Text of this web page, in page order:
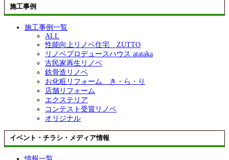
施工事例
施工事例一覧
ALL
性能向上リノベ住宅 ZUTTO
リノベプロデュースハウス atataka
古民家再生リノベ
鉄骨造リノベ
お化粧リフォーム き・ら・り
店舗リフォーム
エクステリア
コンテスト受賞リノベ
オリジナル
イベント・チラシ・メディア情報